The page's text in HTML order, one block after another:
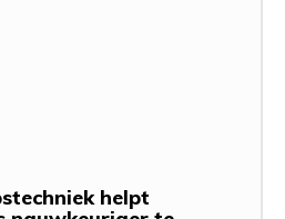
helpt